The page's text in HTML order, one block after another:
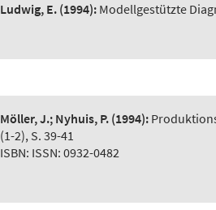
Ludwig, E. (1994): Modellgestützte
Möller, J.; Nyhuis, P. (1994):
(1-2), S. 39-41
ISBN: ISSN: 0932-0482